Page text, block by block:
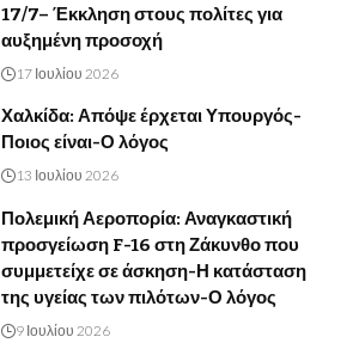
17/7– Έκκληση στους πολίτες για
αυξημένη προσοχή
17 Ιουλίου 2026
Χαλκίδα: Απόψε έρχεται Υπουργός-
Ποιος είναι-Ο λόγος
13 Ιουλίου 2026
Πολεμική Αεροπορία: Αναγκαστική
προσγείωση F-16 στη Ζάκυνθο που
συμμετείχε σε άσκηση-Η κατάσταση
της υγείας των πιλότων-Ο λόγος
9 Ιουλίου 2026